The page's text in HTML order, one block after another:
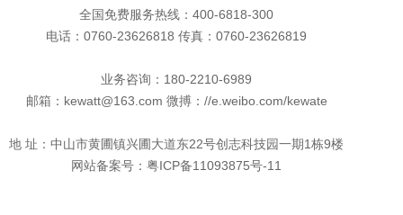
全国免费服务热线：400-6818-300
电话：0760-23626818 传真：0760-23626819
业务咨询：180-2210-6989
邮箱：kewatt@163.com 微搏：//e.weibo.com/kewate
地 址：中山市黄圃镇兴圃大道东22号创志科技园一期1栋9楼
网站备案号：粤ICP备11093875号-11